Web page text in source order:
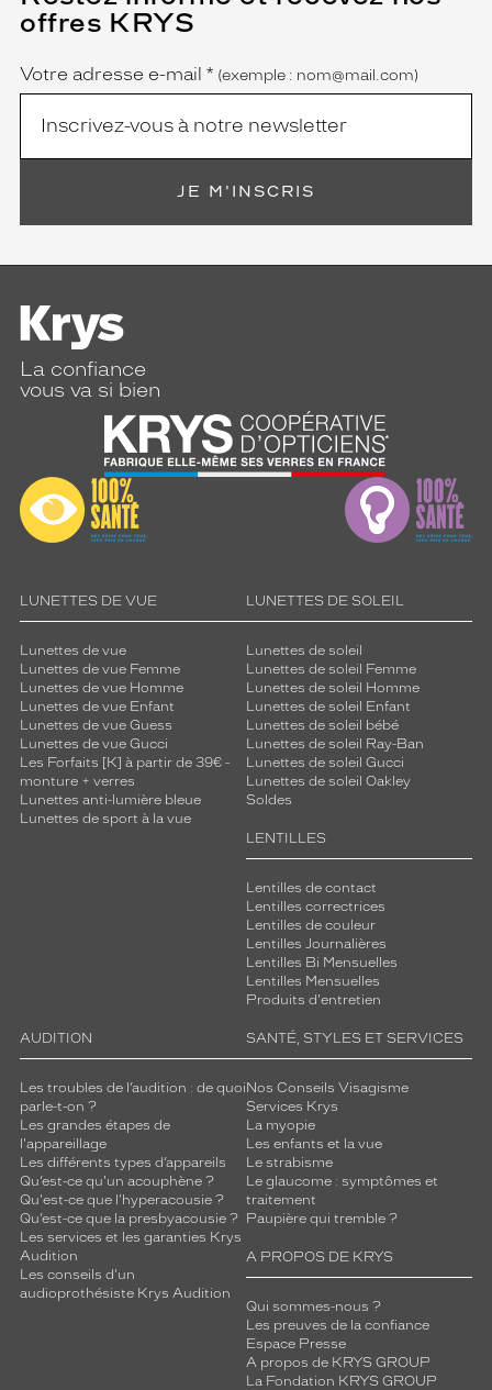
offres KRYS
Name
Votre adresse e-mail *
champ
est
obligatoire)
(exemple : nom@mail.com)
JE M'INSCRIS
La confiance
vous va si bien
LUNETTES DE VUE
Lunettes de vue
Lunettes de vue Femme
Lunettes de vue Homme
Lunettes de vue Enfant
Lunettes de vue Guess
Lunettes de vue Gucci
Les Forfaits [K] à partir de 39€ -
monture + verres
Lunettes anti-lumière bleue
Lunettes de sport à la vue
LUNETTES DE SOLEIL
Lunettes de soleil
Lunettes de soleil Femme
Lunettes de soleil Homme
Lunettes de soleil Enfant
Lunettes de soleil bébé
Lunettes de soleil Ray-Ban
Lunettes de soleil Gucci
Lunettes de soleil Oakley
Soldes
LENTILLES
Lentilles de contact
Lentilles correctrices
Lentilles de couleur
Lentilles Journalières
Lentilles Bi Mensuelles
Lentilles Mensuelles
Produits d'entretien
AUDITION
Les troubles de l’audition : de quoi
parle-t-on ?
Les grandes étapes de
l'appareillage
Les différents types d’appareils
Qu’est-ce qu'un acouphène ?
Qu'est-ce que l'hyperacousie ?
Qu’est-ce que la presbyacousie ?
Les services et les garanties Krys
Audition
Les conseils d'un
audioprothésiste Krys Audition
SANTÉ, STYLES ET SERVICES
Nos Conseils Visagisme
Services Krys
La myopie
Les enfants et la vue
Le strabisme
Le glaucome : symptômes et
traitement
Paupière qui tremble ?
A PROPOS DE KRYS
Qui sommes-nous ?
Les preuves de la confiance
Espace Presse
A propos de KRYS GROUP
La Fondation KRYS GROUP